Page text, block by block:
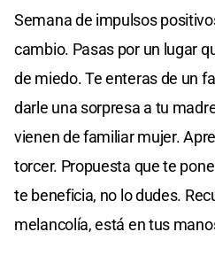
Semana de impulsos
cambio. Pasas por un lugar
de miedo. Te enteras de un
darle una sorpresa a tu
vienen de familiar mujer.
torcer. Propuesta que te
te beneficia, no lo dudes.
melancolía, está en tus